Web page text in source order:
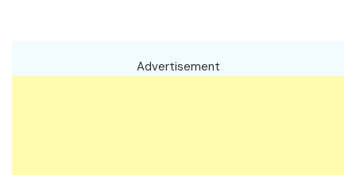
Advertisement